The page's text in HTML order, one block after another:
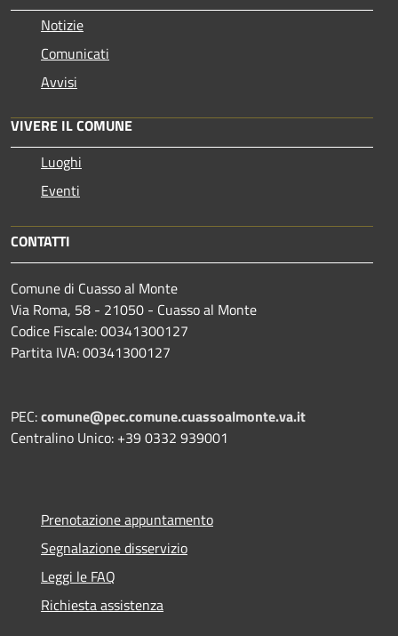
Notizie
Comunicati
Avvisi
VIVERE IL COMUNE
Luoghi
Eventi
CONTATTI
Comune di Cuasso al Monte
Via Roma, 58 - 21050 - Cuasso al Monte
Codice Fiscale: 00341300127
Partita IVA: 00341300127
PEC:comune@pec.comune.cuassoalmonte.va.it
Centralino Unico: +39 0332 939001
Prenotazione appuntamento
Segnalazione disservizio
Leggi le FAQ
Richiesta assistenza